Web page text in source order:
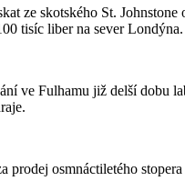
ze skotského St.
tisíc liber na sever Londýna.
ve Fulhamu již delší dobu
prodej osmnáctiletého